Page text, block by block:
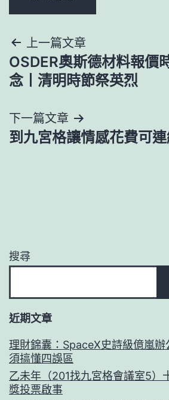
文
章
覽
上一篇文章
OSDER奧斯德材料報價
念丨清明時節祭英烈
下一篇文章
到九宮格讓情感花費可
搜尋
近期文章
理財錦囊：SpaceX史詩級億嵐辦
須搞懂四誤區
乙未年（201找九宮格會議室5）
獎投票啟事